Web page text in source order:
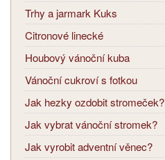
Trhy a jarmark Kuks
Citronové linecké
Houbový vánoční kuba
Vánoční cukroví s fotkou
Jak hezky ozdobit stromeček?
Jak vybrat vánoční stromek?
Jak vyrobit adventní věnec?